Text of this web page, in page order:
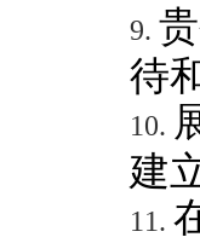
9.
待
10.
建
11.